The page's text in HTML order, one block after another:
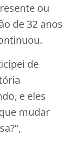
ou
de 32 anos
de
e eles
mudar